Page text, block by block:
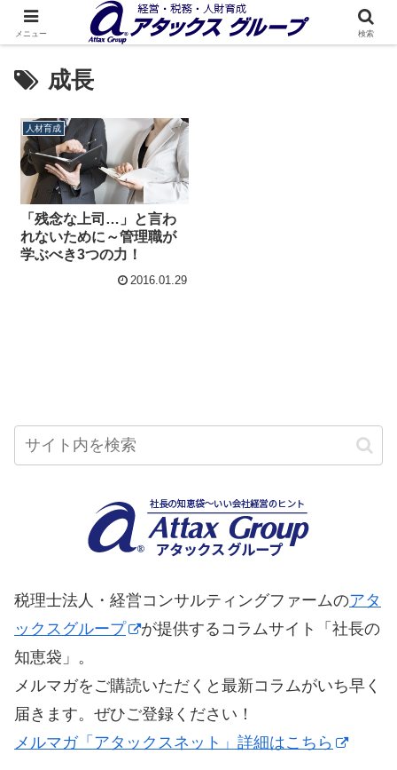
成長
人材育成
「残念な上司…」と言わ
れないために～管理職が
学ぶべき3つの力！
2016.01.29
税理士法人・経営コンサルティングファームのアタ
ックスグループ
が提供するコラムサイト「社長の
知恵袋」。
メルマガをご購読いただくと最新コラムがいち早く
届きます。ぜひご登録ください！
メルマガ「アタックスネット」詳細はこちら
メニュー 検索